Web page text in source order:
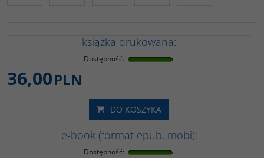
książka drukowana:
Dostępność:
36,00PLN
DO KOSZYKA
e-book (format epub, mobi):
Dostępność: